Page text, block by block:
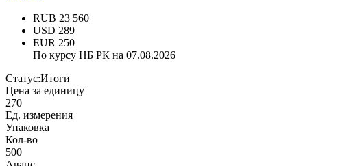
RUB 23 560
USD 289
EUR 250
По курсу НБ РК на 07.08.2026
Статус:Итоги
Цена за единицу
270
Ед. измерения
Упаковка
Кол-во
500